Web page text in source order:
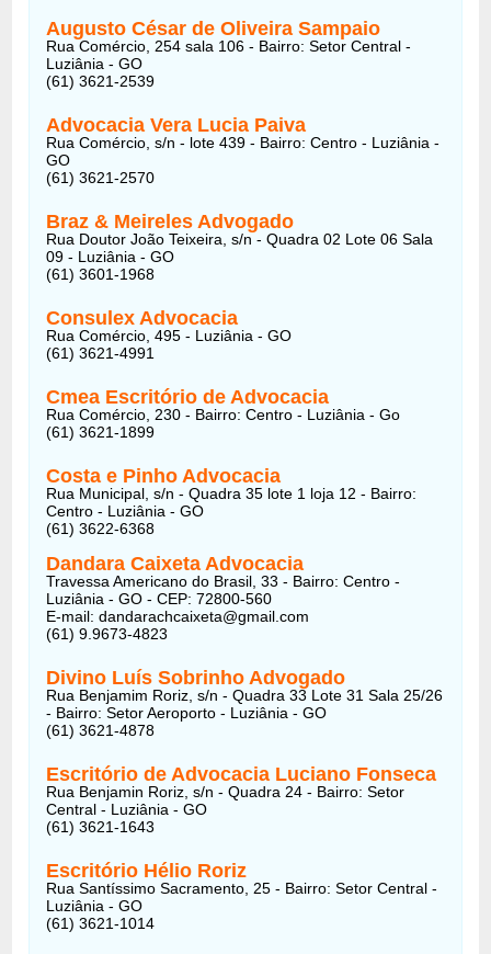
Augusto César de Oliveira Sampaio
Rua Comércio, 254 sala 106 - Bairro: Setor Central -
Luziânia - GO
(61) 3621-2539
Advocacia Vera Lucia Paiva
Rua Comércio, s/n - lote 439 - Bairro: Centro - Luziânia -
GO
(61) 3621-2570
Braz & Meireles Advogado
Rua Doutor João Teixeira, s/n - Quadra 02 Lote 06 Sala
09 - Luziânia - GO
(61) 3601-1968
Consulex Advocacia
Rua Comércio, 495 - Luziânia - GO
(61) 3621-4991
Cmea Escritório de Advocacia
Rua Comércio, 230 - Bairro: Centro - Luziânia - Go
(61) 3621-1899
Costa e Pinho Advocacia
Rua Municipal, s/n - Quadra 35 lote 1 loja 12 - Bairro:
Centro - Luziânia - GO
(61) 3622-6368
Dandara Caixeta Advocacia
Travessa Americano do Brasil, 33 - Bairro: Centro -
Luziânia - GO - CEP: 72800-560
E-mail: dandarachcaixeta@gmail.com
(61) 9.9673-4823
Divino Luís Sobrinho Advogado
Rua Benjamim Roriz, s/n - Quadra 33 Lote 31 Sala 25/26
- Bairro: Setor Aeroporto - Luziânia - GO
(61) 3621-4878
Escritório de Advocacia Luciano Fonseca
Rua Benjamin Roriz, s/n - Quadra 24 - Bairro: Setor
Central - Luziânia - GO
(61) 3621-1643
Escritório Hélio Roriz
Rua Santíssimo Sacramento, 25 - Bairro: Setor Central -
Luziânia - GO
(61) 3621-1014